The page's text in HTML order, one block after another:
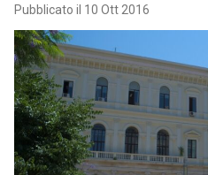
Pubblicato il 10 Ott 2016